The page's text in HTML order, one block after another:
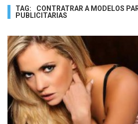
TAG:
CONTRATRAR A MODELOS
PUBLICITARIAS